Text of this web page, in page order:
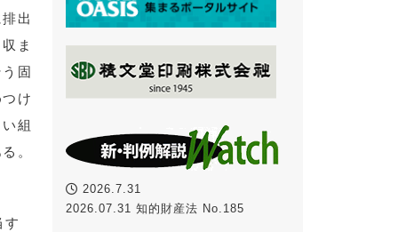
出
ま
固
け
組
。
す
2026.7.31
2026.07.31 知的財産法 No.185